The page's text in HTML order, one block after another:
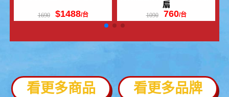
990 $890/台 13900 $11900
看更多商品 看更多品牌